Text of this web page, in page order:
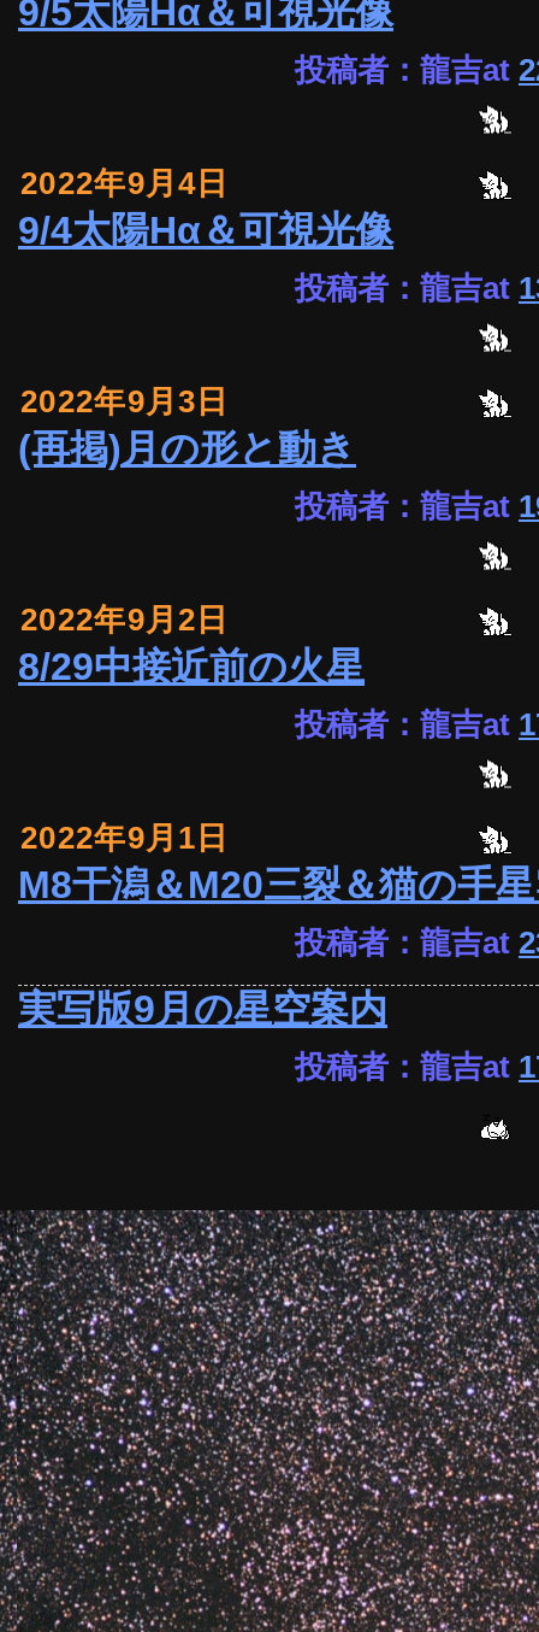
9/5太陽Hα＆可視光像
投稿者：龍吉at
2022年9月4日
9/4太陽Hα＆可視光像
投稿者：龍吉at
2022年9月3日
(再掲)月の形と動き
投稿者：龍吉at
2022年9月2日
8/29中接近前の火星
投稿者：龍吉at
2022年9月1日
M8干潟＆M20三裂＆猫の手
投稿者：龍吉at
実写版9月の星空案内
投稿者：龍吉at